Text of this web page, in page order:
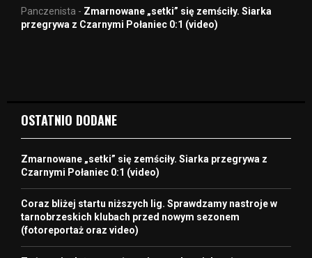
Panczenista - Zmarnowane „setki” się zemściły. Siarka
przegrywa z Czarnymi Połaniec 0:1 (video)
OSTATNIO DODANE
Zmarnowane „setki” się zemściły. Siarka przegrywa z
Czarnymi Połaniec 0:1 (video)
Coraz bliżej startu niższych lig. Sprawdzamy nastroje w
tarnobrzeskich klubach przed nowym sezonem
(fotoreportaż oraz video)